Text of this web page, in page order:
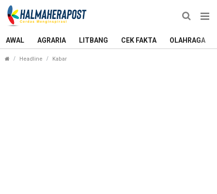
AWAL AGRARIA LITBANG CEK FAKTA OLAHRAGA
Headline Kabar